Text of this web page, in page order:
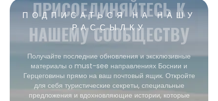
ПОДПИСАТЬСЯ НА НАШУ
РАССЫЛКУ
ПРИСОЕДИНЯЙТЕСЬ К
НАШЕМУ СООБЩЕСТВУ
Получайте последние обновления и эксклюзивные
материалы о must-see направлениях Боснии и
Герцеговины прямо на ваш почтовый ящик. Откройте
для себя туристические секреты, специальные
предложения и вдохновляющие истории, которые